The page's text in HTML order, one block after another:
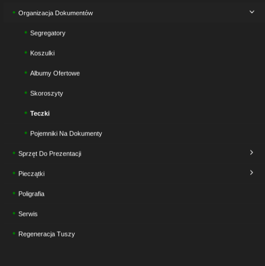
Organizacja Dokumentów
Segregatory
Koszulki
Albumy Ofertowe
Skoroszyty
Teczki
Pojemniki Na Dokumenty
Sprzęt Do Prezentacji
Pieczątki
Poligrafia
Serwis
Regeneracja Tuszy